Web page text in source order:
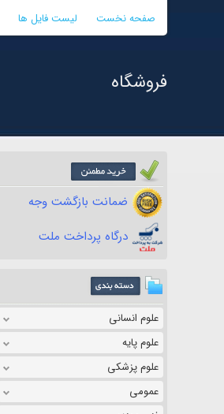
صفحه نخست لیست فایل ها
فروشگاه
ضمانت بازگشت وجه
درگاه پرداخت ملت
علوم انسانی
علوم پایه
علوم پزشکی
عمومی